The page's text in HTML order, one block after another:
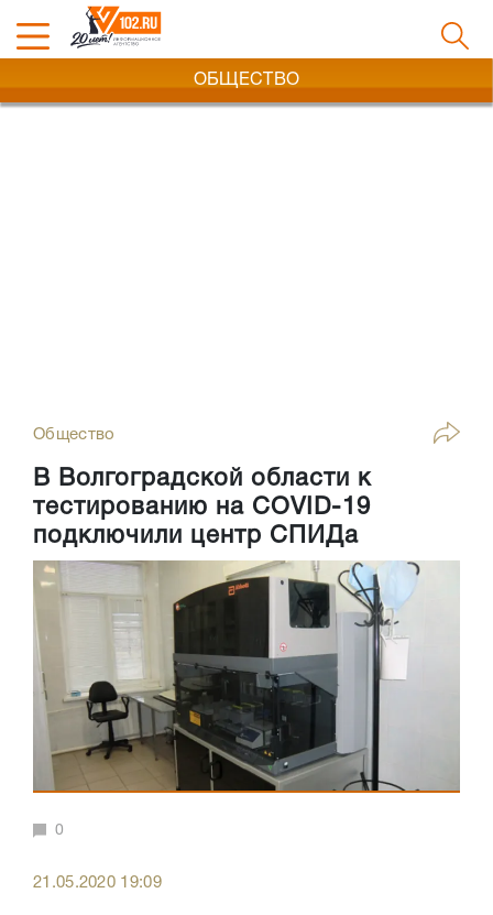
ОБЩЕСТВО
Общество
В Волгоградской области к
тестированию на COVID-19
подключили центр СПИДа
0
21.05.2020 19:09